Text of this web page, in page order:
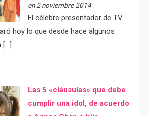
en 2 noviembre 2014
El célebre presentador de TV
hoy lo que desde hace algunos
[…]
Las 5 «cláusulas» que debe
cumplir una idol, de acuerdo